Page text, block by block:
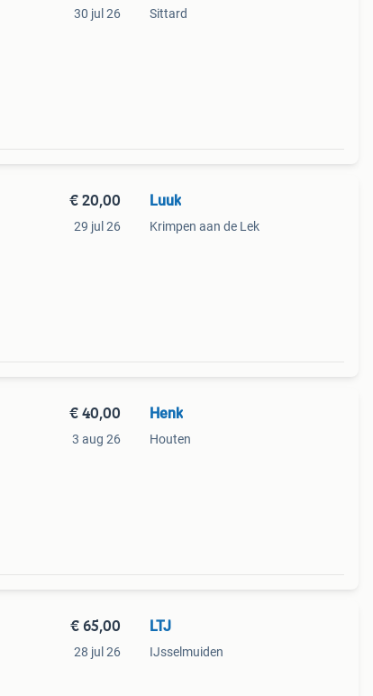
30 jul 26 Sittard
€ 20,00
29 jul 26
Luuk
Krimpen aan de Lek
€ 40,00
3 aug 26
Henk
Houten
€ 65,00
28 jul 26
LTJ
IJsselmuiden